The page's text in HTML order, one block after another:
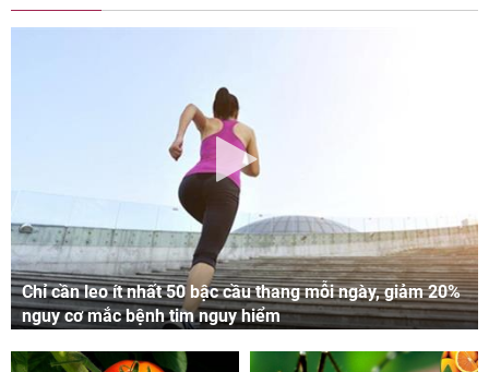
Chỉ cần leo ít nhất 50 bậc cầu thang mỗi ngày, giảm 20%
nguy cơ mắc bệnh tim nguy hiểm